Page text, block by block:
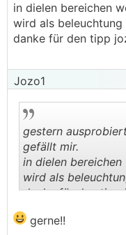
in dielen bereichen
wird als beleuchtung
danke für den tipp
Jozo1
gestern
gefällt mir.
in dielen
wird als
danke für den tipp
gerne!!